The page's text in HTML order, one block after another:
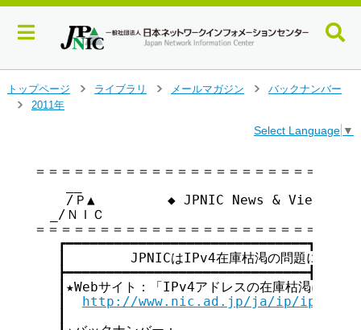
トップページ
ライブラリ
メールマガジン
バックナンバー
2011年
Select Language ▼
＝＝＝＝＝＝＝＝＝＝＝＝＝＝＝＝＝＝＝＝＝＝＝＝
/Ｐ▲         ◆ JPNIC News & Views
  _/ＮＩＣ
＝＝＝＝＝＝＝＝＝＝＝＝＝＝＝＝＝＝＝＝＝＝＝＝
   ┏━━━━━━━━━━━━━━━━━━━━━━━━━━━━━━┓
┃        JPNICはIPv4在庫枯渇の問題に取り
   ┣━━━━━━━━━━━━━━━━━━━━━━━━━━━━━━┫
┃★Webサイト：「IPv4アドレスの在庫枯渇に関
http://www.nic.ad.jp/ja/ip/